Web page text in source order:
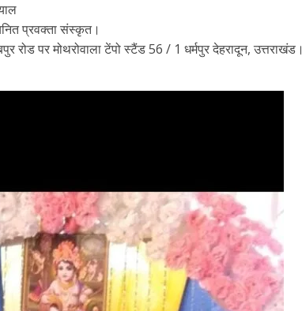
प्रवक्ता संस्कृत।
रोड पर मोथरोवाला टेंपो स्टैंड 56 / 1 धर्मपुर देहरादून, उत्तराखंड।